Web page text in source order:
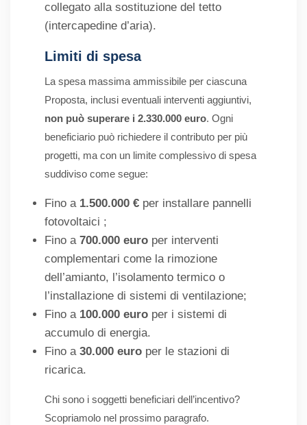
collegato alla sostituzione del tetto
(intercapedine d’aria).
Limiti di spesa
La spesa massima ammissibile per ciascuna
Proposta, inclusi eventuali interventi aggiuntivi,
non può superare i 2.330.000 euro. Ogni
beneficiario può richiedere il contributo per più
progetti, ma con un limite complessivo di spesa
suddiviso come segue:
Fino a 1.500.000 € per installare pannelli
fotovoltaici ;
Fino a 700.000 euro per interventi
complementari come la rimozione
dell’amianto, l’isolamento termico o
l’installazione di sistemi di ventilazione;
Fino a 100.000 euro per i sistemi di
accumulo di energia.
Fino a 30.000 euro per le stazioni di
ricarica.
Chi sono i soggetti beneficiari dell’incentivo?
Scopriamolo nel prossimo paragrafo.